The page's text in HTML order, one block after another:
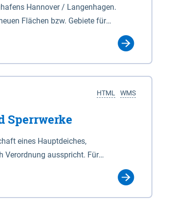
Hannover / Langenhagen.
Flächen bzw. Gebiete für
WMS
HTML
Sperrwerke
eines Hauptdeiches,
Verordnung ausspricht. Für
Die Widmung "2.Deichlinie" ist
sind (§2 Abs.3 NDG). Ein Bauwerk